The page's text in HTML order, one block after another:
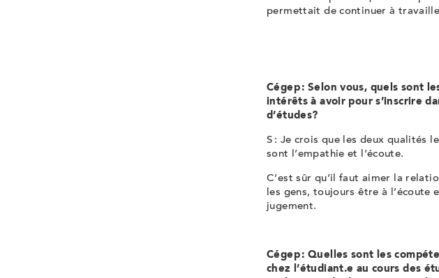
permettait de continuer à
Cégep : Selon vous, quels sont
intérêts à avoir pour s’inscrire
d’études?
S : Je crois que les deux qualités
sont l’empathie et l’écoute.
C’est sûr qu’il faut aimer la
les gens, toujours être à l’écoute
jugement.
Cégep : Quelles sont les
chez l’étudiant.e au cours des